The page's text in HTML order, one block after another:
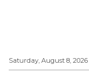
Saturday, August 8, 2026